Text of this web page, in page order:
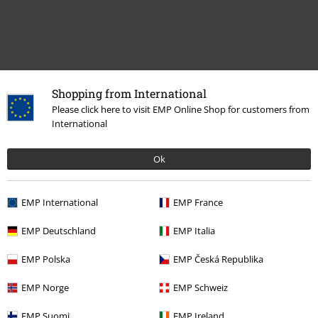
Shopping from International
Please click here to visit EMP Online Shop for customers from
International
Ok
EMP International EMP France
EMP Deutschland EMP Italia
EMP Polska EMP Česká Republika
EMP Norge EMP Schweiz
Meer categorieën. Meer opties.
Band Merch Top Bands Eluveitie
Mannen Kleding Truien & Vesten Hoodies
Mannen Kleding Truien & Vesten Truien
Kleding Truien
Band Merch Hoodies